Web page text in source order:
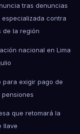
tras denuncias
contra
de la región
nacional en Lima
para exigir pago de
que retomará la
Ilave